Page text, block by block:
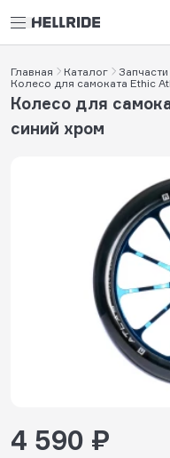
Главная Каталог Запчасти
Колесо для самоката Ethic
Колесо для
синий хром
4 590 ₽